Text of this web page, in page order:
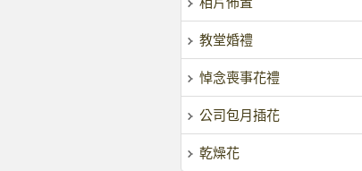
教堂婚禮
悼念喪事花禮
公司包月插花
乾燥花